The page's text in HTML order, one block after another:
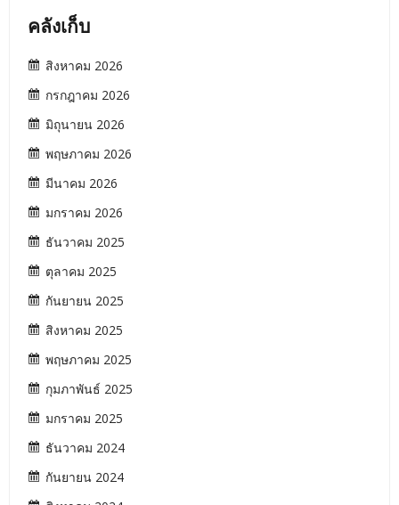
คลังเก็บ
สิงหาคม 2026
กรกฎาคม 2026
มิถุนายน 2026
พฤษภาคม 2026
มีนาคม 2026
มกราคม 2026
ธันวาคม 2025
ตุลาคม 2025
กันยายน 2025
สิงหาคม 2025
พฤษภาคม 2025
กุมภาพันธ์ 2025
มกราคม 2025
ธันวาคม 2024
กันยายน 2024